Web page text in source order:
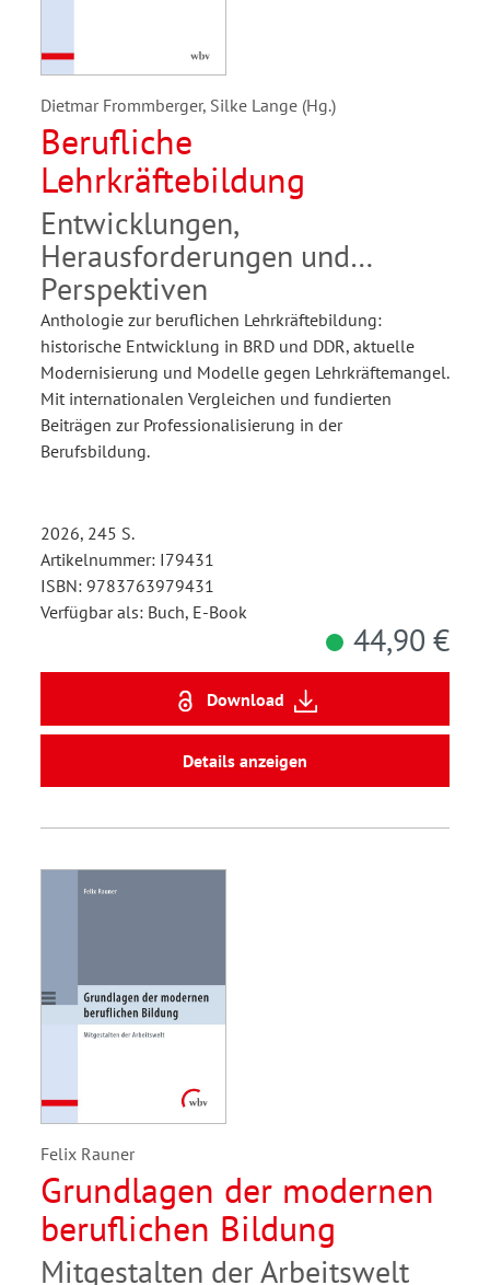
Dietmar Frommberger, Silke Lange (Hg.)
Berufliche
Lehrkräftebildung
Entwicklungen,
Herausforderungen und
Perspektiven
Anthologie zur beruflichen Lehrkräftebildung:
historische Entwicklung in BRD und DDR, aktuelle
Modernisierung und Modelle gegen Lehrkräftemangel.
Mit internationalen Vergleichen und fundierten
Beiträgen zur Professionalisierung in der
Berufsbildung.
2026, 245 S.
Artikelnummer: I79431
ISBN: 9783763979431
Verfügbar als: Buch, E-Book
44,90 €
Download
Details anzeigen
Felix Rauner
Grundlagen der modernen
beruflichen Bildung
Mitgestalten der Arbeitswelt